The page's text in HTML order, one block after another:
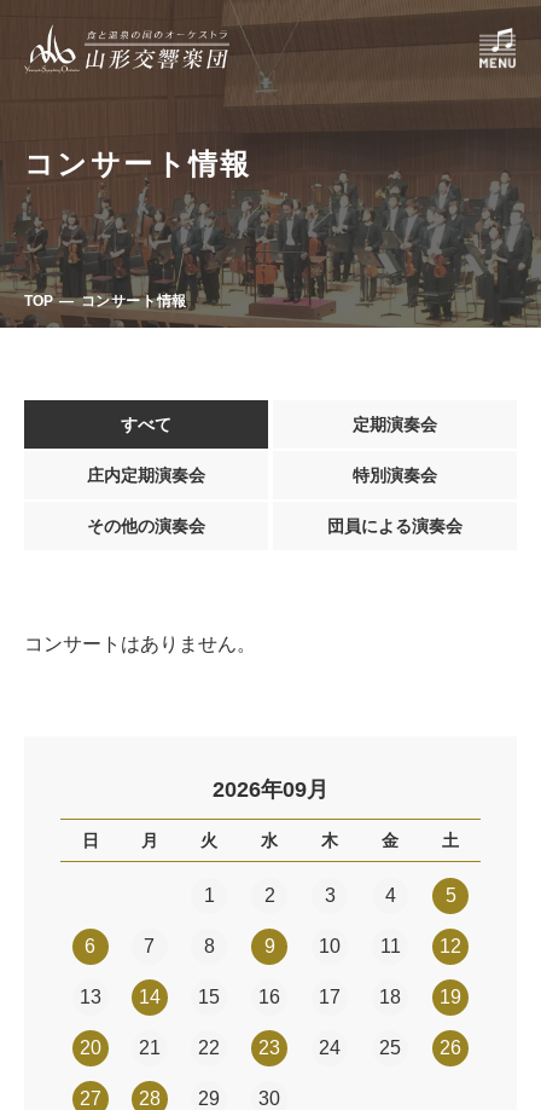
コンサート情報
TOP コンサート情報
すべて 定期演奏会
庄内定期演奏会 特別演奏会
その他の演奏会 団員による演奏会
コンサートはありません。
2026年09月
日 月 火 水 木 金 土
1 2 3 4 5
6 7 8 9 10 11 12
13 14 15 16 17 18 19
20 21 22 23 24 25 26
27 28 29 30